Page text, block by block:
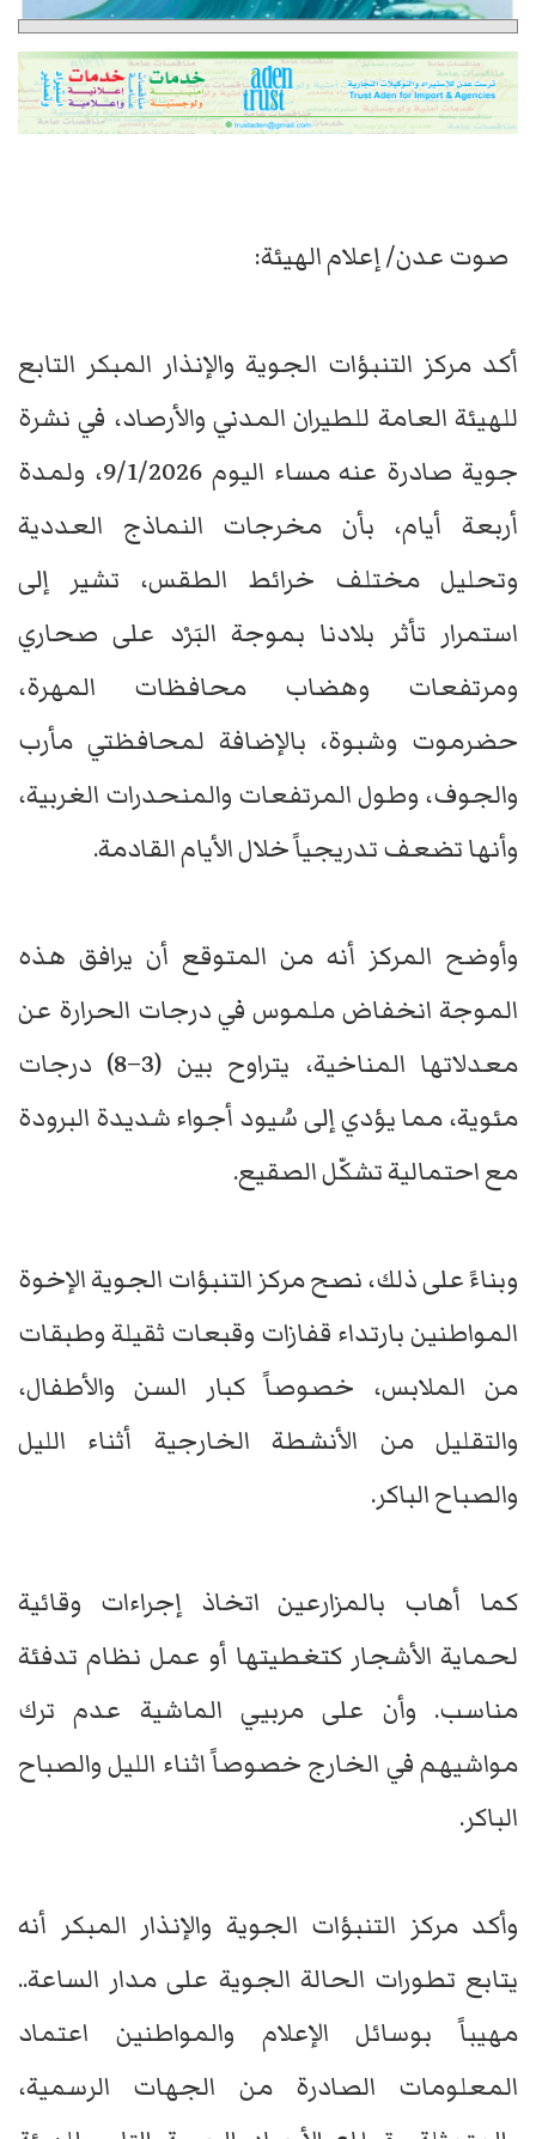
صوت عدن/ إعلام الهيئة:
أكد مركز التنبؤات الجوية والإنذار المبكر التابع
للهيئة العامة للطيران المدني والأرصاد، في نشرة
جوية صادرة عنه مساء اليوم 9/1/2026، ولمدة
أربعة أيام، بأن مخرجات النماذج العددية
وتحليل مختلف خرائط الطقس، تشير إلى
استمرار تأثر بلادنا بموجة البَرْد على صحاري
ومرتفعات وهضاب محافظات المهرة،
حضرموت وشبوة، بالإضافة لمحافظتي مأرب
والجوف، وطول المرتفعات والمنحدرات الغربية،
وأنها تضعف تدريجياً خلال الأيام القادمة.
وأوضح المركز أنه من المتوقع أن يرافق هذه
الموجة انخفاض ملموس في درجات الحرارة عن
معدلاتها المناخية، يتراوح بين (3–8) درجات
مئوية، مما يؤدي إلى سُيود أجواء شديدة البرودة
مع احتمالية تشكّل الصقيع.
وبناءً على ذلك، نصح مركز التنبؤات الجوية الإخوة
المواطنين بارتداء قفازات وقبعات ثقيلة وطبقات
من الملابس، خصوصاً كبار السن والأطفال،
والتقليل من الأنشطة الخارجية أثناء الليل
والصباح الباكر.
كما أهاب بالمزارعين اتخاذ إجراءات وقائية
لحماية الأشجار كتغطيتها أو عمل نظام تدفئة
مناسب. وأن على مربيي الماشية عدم ترك
مواشيهم في الخارج خصوصاً اثناء الليل والصباح
الباكر.
وأكد مركز التنبؤات الجوية والإنذار المبكر أنه
يتابع تطورات الحالة الجوية على مدار الساعة..
مهيباً بوسائل الإعلام والمواطنين اعتماد
المعلومات الصادرة من الجهات الرسمية،